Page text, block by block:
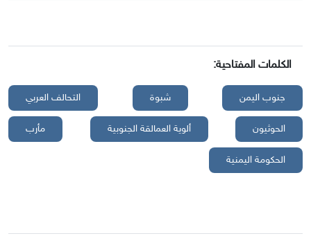
الكلمات المفتاحية:
جنوب اليمن شبوة التحالف العربي
الحوثيون ألوية العمالقة الجنوبية مأرب
الحكومة اليمنية